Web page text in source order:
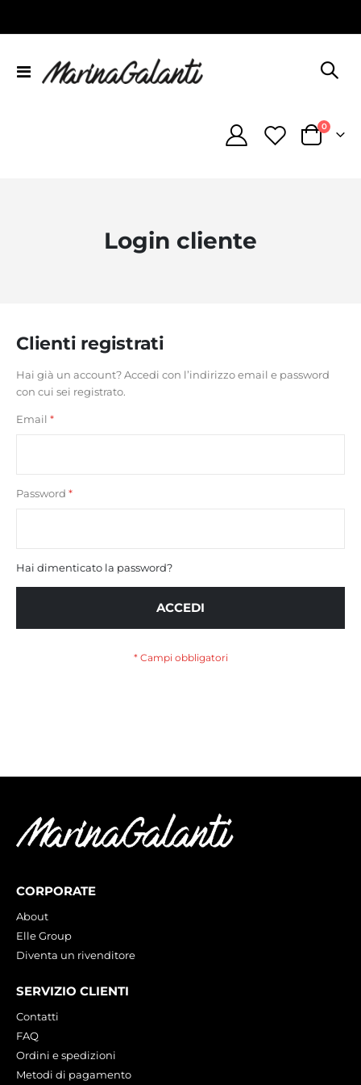
Toggle
Nav
Cart
0
Login cliente
Clienti registrati
Hai già un account? Accedi con l’indirizzo email e password
con cui sei registrato.
Email
Password
Hai dimenticato la password?
ACCEDI
CORPORATE
About
Elle Group
Diventa un rivenditore
SERVIZIO CLIENTI
Contatti
FAQ
Ordini e spedizioni
Metodi di pagamento